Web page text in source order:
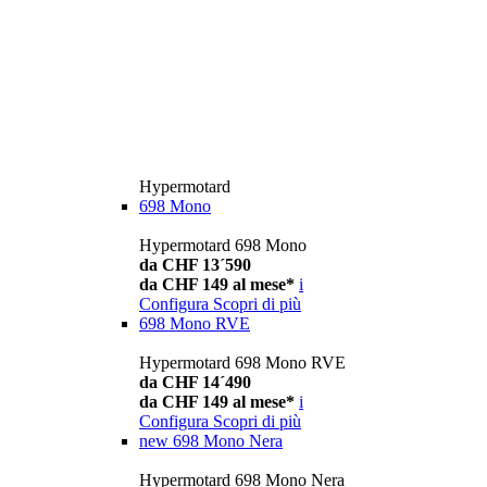
Hypermotard
698 Mono
Hypermotard 698 Mono
da CHF 13´590
da CHF 149 al mese* i
Configura Scopri di più
698 Mono RVE
Hypermotard 698 Mono RVE
da CHF 14´490
da CHF 149 al mese* i
Configura Scopri di più
new 698 Mono Nera
Hypermotard 698 Mono Nera